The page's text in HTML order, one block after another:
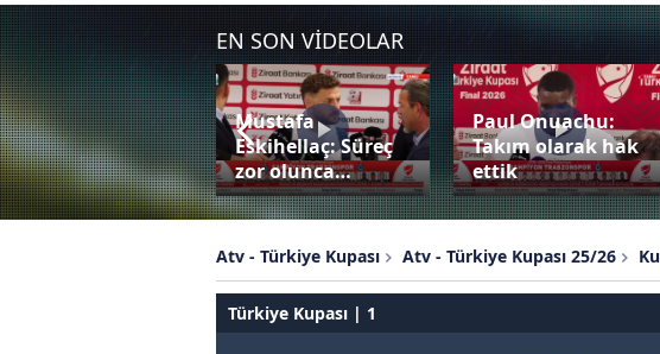
EN SON VİDEOLAR
penaltıyı
Mustafa
Eskihellaç: Süreç
zor olunca…
Paul Onuachu:
Takım olarak hak
ettik
Atv - Türkiye Kupası Atv - Türkiye Kupası 25/26
Türkiye Kupası | 1